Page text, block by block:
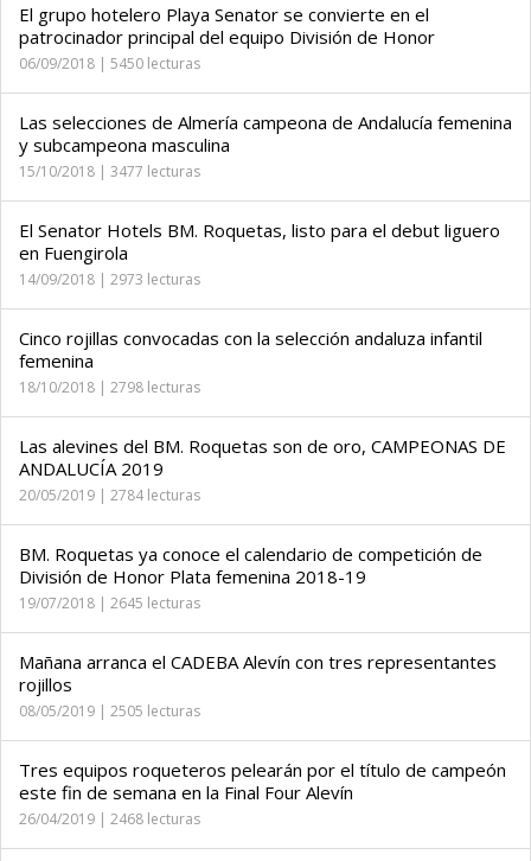
El grupo hotelero Playa Senator se convierte en el
patrocinador principal del equipo División de Honor
06/09/2018 | 5450 lecturas
Las selecciones de Almería campeona de Andalucía femenina
y subcampeona masculina
15/10/2018 | 3477 lecturas
El Senator Hotels BM. Roquetas, listo para el debut liguero
en Fuengirola
14/09/2018 | 2973 lecturas
Cinco rojillas convocadas con la selección andaluza infantil
femenina
18/10/2018 | 2798 lecturas
Las alevines del BM. Roquetas son de oro, CAMPEONAS DE
ANDALUCÍA 2019
20/05/2019 | 2784 lecturas
BM. Roquetas ya conoce el calendario de competición de
División de Honor Plata femenina 2018-19
19/07/2018 | 2645 lecturas
Mañana arranca el CADEBA Alevín con tres representantes
rojillos
08/05/2019 | 2505 lecturas
Tres equipos roqueteros pelearán por el título de campeón
este fin de semana en la Final Four Alevín
26/04/2019 | 2468 lecturas